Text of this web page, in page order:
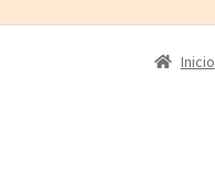
Inicio